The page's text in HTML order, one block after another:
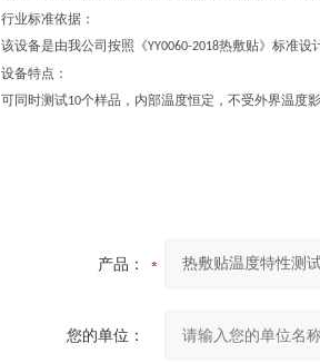
行业标准依据：
该设备是由我公司按照《YY0060-2018热敷贴》标准设
设备特点：
可同时测试10个样品，内部温度恒定，不受外界温度
产品：
您的单位：